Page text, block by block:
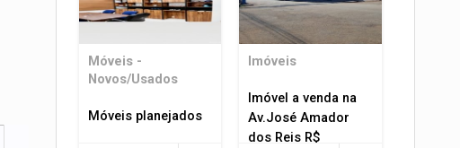
Móveis -
Novos/Usados
Móveis planejados
Imóveis
Imóvel a venda na
Av.José Amador
dos Reis R$